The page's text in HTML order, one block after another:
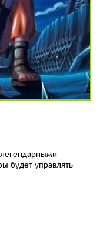
будет управлять